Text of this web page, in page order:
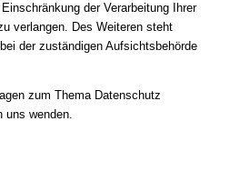
der Verarbeitung Ihrer
verlangen. Des Weiteren steht
der zuständigen Aufsichtsbehörde
zum Thema Datenschutz
wenden.